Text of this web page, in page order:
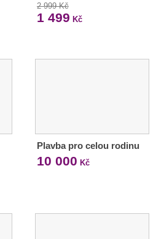
2 999 Kč
1 499 Kč
Plavba pro celou rodinu
10 000 Kč